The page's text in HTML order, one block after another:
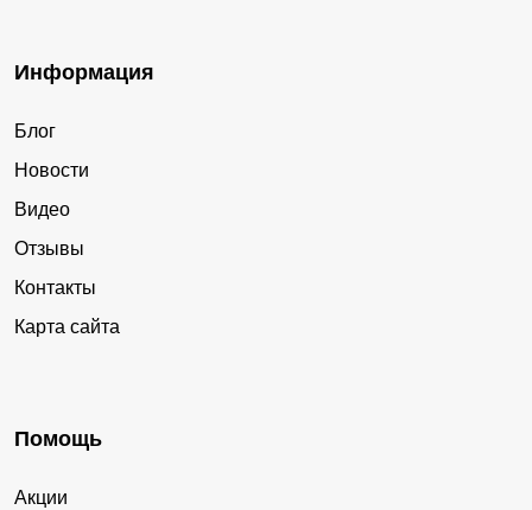
Информация
Блог
Новости
Видео
Отзывы
Контакты
Карта сайта
Помощь
Акции